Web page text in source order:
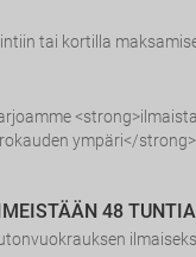
tai kortilla
ympäri</
48